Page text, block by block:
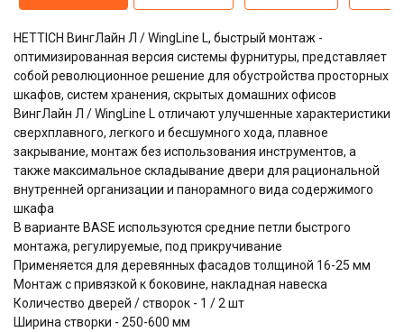
HETTICH ВингЛайн Л / WingLine L, быстрый монтаж -
оптимизированная версия системы фурнитуры, представляет
собой революционное решение для обустройства просторных
шкафов, систем хранения, скрытых домашних офисов
ВингЛайн Л / WingLine L отличают улучшенные характеристики
сверхплавного, легкого и бесшумного хода, плавное
закрывание, монтаж без использования инструментов, а
также максимальное складывание двери для рациональной
внутренней организации и панорамного вида содержимого
шкафа
В варианте BASE используются средние петли быстрого
монтажа, регулируемые, под прикручивание
Применяется для деревянных фасадов толщиной 16-25 мм
Монтаж с привязкой к боковине, накладная навеска
Количество дверей / створок - 1 / 2 шт
Ширина створки - 250-600 мм